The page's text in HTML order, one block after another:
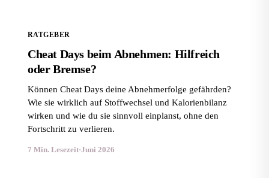
RATGEBER
Cheat Days beim Abnehmen: Hilfreich
oder Bremse?
Können Cheat Days deine Abnehmerfolge gefährden?
Wie sie wirklich auf Stoffwechsel und Kalorienbilanz
wirken und wie du sie sinnvoll einplanst, ohne den
Fortschritt zu verlieren.
7 Min. Lesezeit·Juni 2026